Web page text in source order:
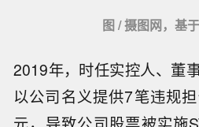
图 / 摄图网，基
2019年，时任实控人、董
以公司名义提供7笔违规